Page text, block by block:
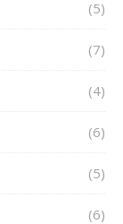
(5)
(7)
(4)
(6)
(5)
(6)